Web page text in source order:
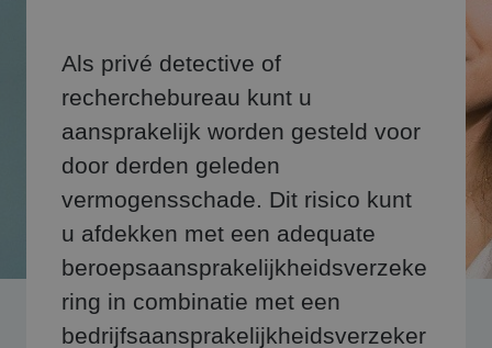
Als privé detective of
recherchebureau kunt u
aansprakelijk worden gesteld voor
door derden geleden
vermogensschade. Dit risico kunt
u afdekken met een adequate
beroepsaansprakelijkheidsverzeke
ring in combinatie met een
bedrijfsaansprakelijkheidsverzeker